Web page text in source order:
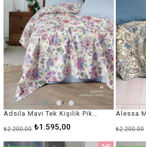
Adsila Mavi Tek Kişilik Pike Takımı – %100 Pamuk, Lastikli Çarşaflı
₺1.595,00
₺2.200,00 ₺2.200,00